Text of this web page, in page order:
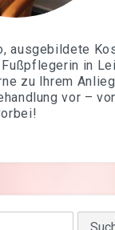
ausgebildete
in
zu Ihrem
vor –